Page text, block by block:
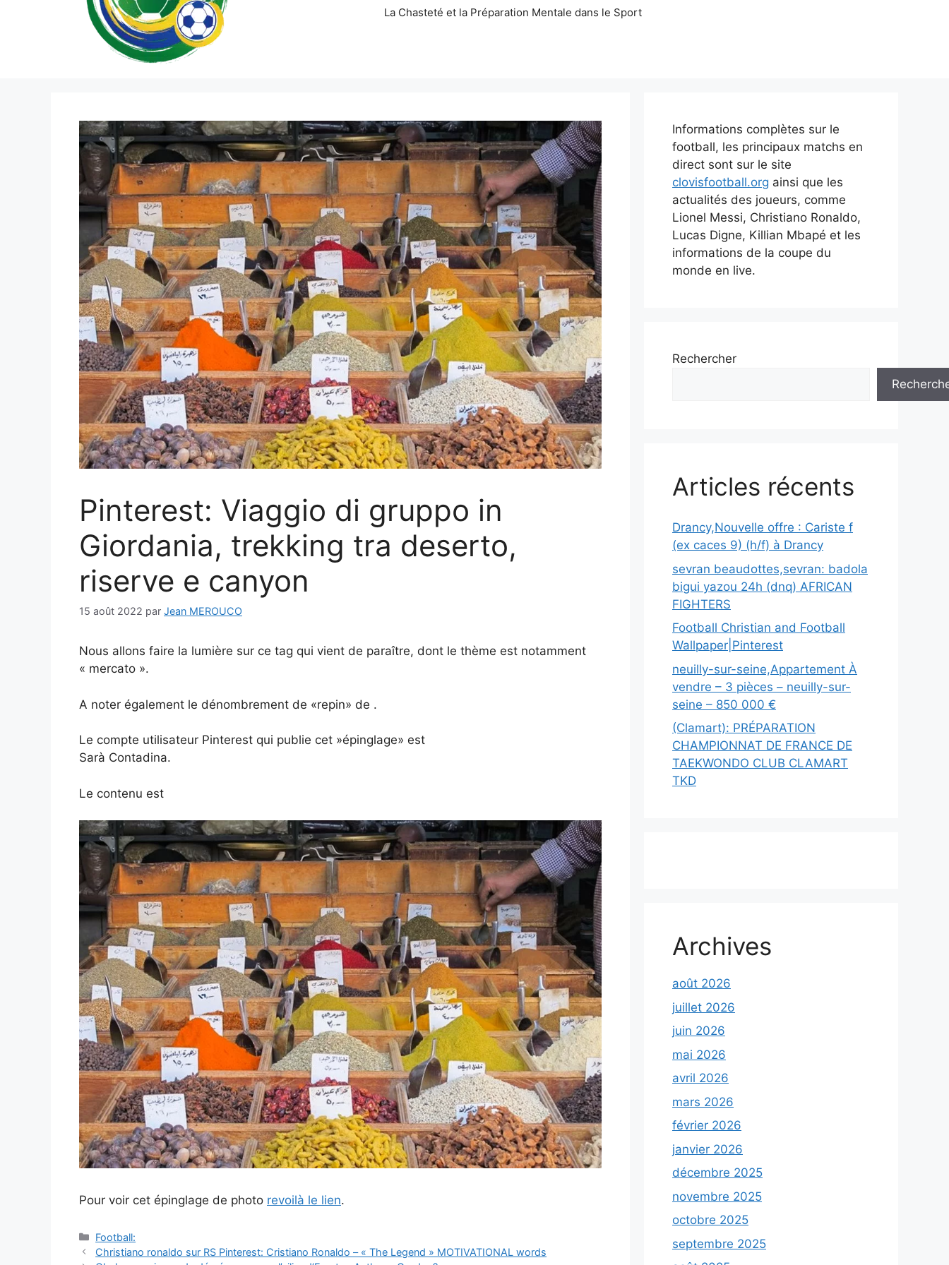
La Chasteté et la Préparation Mentale dans le Sport
Pinterest: Viaggio di gruppo in
Giordania, trekking tra deserto,
riserve e canyon
15 août 2022 par Jean MEROUCO
Nous allons faire la lumière sur ce tag qui vient de paraître, dont le thème est notamment
« mercato ».
A noter également le dénombrement de «repin» de .
Le compte utilisateur Pinterest qui publie cet »épinglage» est
Sarà Contadina.
Le contenu est
Pour voir cet épinglage de photo revoilà le lien.
Catégories
Football:
Navigation
Christiano ronaldo sur RS Pinterest: Cristiano Ronaldo – « The Legend » MOTIVATIONAL words
Informations complètes sur le
football, les principaux matchs en
direct sont sur le site
clovisfootball.org ainsi que les
actualités des joueurs, comme
Lionel Messi, Christiano Ronaldo,
Lucas Digne, Killian Mbapé et les
informations de la coupe du
monde en live.
Rechercher
Articles récents
Drancy,Nouvelle offre : Cariste f
(ex caces 9) (h/f) à Drancy
sevran beaudottes,sevran: badola
bigui yazou 24h (dnq) AFRICAN
FIGHTERS
Football Christian and Football
Wallpaper|Pinterest
neuilly-sur-seine,Appartement À
vendre – 3 pièces – neuilly-sur-
seine – 850 000 €
(Clamart): PRÉPARATION
CHAMPIONNAT DE FRANCE DE
TAEKWONDO CLUB CLAMART
TKD
Archives
août 2026
juillet 2026
juin 2026
mai 2026
avril 2026
mars 2026
février 2026
janvier 2026
décembre 2025
novembre 2025
octobre 2025
septembre 2025